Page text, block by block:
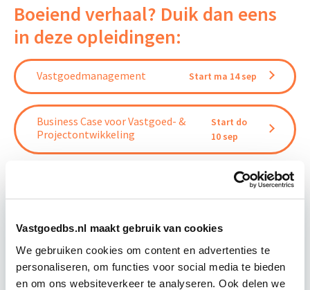
Vastgoedbs.nl maakt gebruik van cookies
We gebruiken cookies om content en advertenties te
personaliseren, om functies voor social media te bieden
en om ons websiteverkeer te analyseren. Ook delen we
Boeiend verhaal? Duik dan eens
in deze opleidingen:
Vastgoedmanagement Start ma 14 sep
Business Case voor Vastgoed- &
Projectontwikkeling
Start do
10 sep
Vastgoedrecht & Bouwrecht